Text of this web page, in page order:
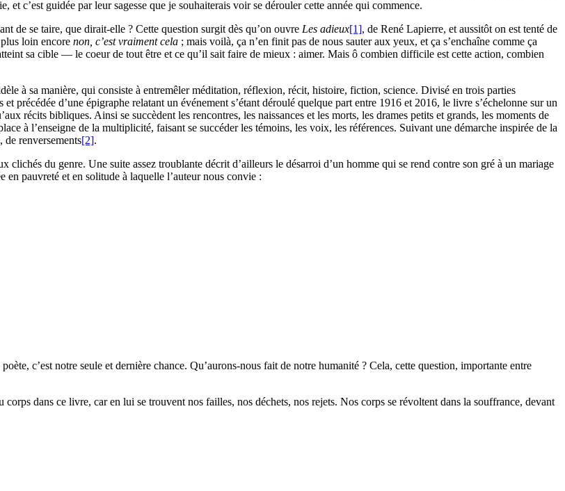
c’est guidée par leur sagesse que je souhaiterais voir se dérouler cette année qui commence.
de se taire, que dirait-elle ? Cette question surgit dès qu’on ouvre Les adieux[1], de René Lapierre, et aussitôt on est tenté de
loin encore non, c’est vraiment cela ; mais voilà, ça n’en finit pas de nous sauter aux yeux, et ça s’enchaîne comme ça
sa cible — le coeur de tout être et ce qu’il sait faire de mieux : aimer. Mais ô combien difficile est cette action, combien
à sa manière, qui consiste à entremêler méditation, réflexion, récit, histoire, fiction, science. Divisé en trois parties
précédée d’une épigraphe relatant un événement s’étant déroulé quelque part entre 1916 et 2016, le livre s’échelonne sur un
récits bibliques. Ainsi se succèdent les rencontres, les naissances et les morts, les drames petits et grands, les moments de
à l’enseigne de la multiplicité, faisant se succéder les témoins, les voix, les références. Suivant une démarche inspirée de la
de renversements[2].
clichés du genre. Une suite assez troublante décrit d’ailleurs le désarroi d’un homme qui se rend contre son gré à un mariage
en pauvreté et en solitude à laquelle l’auteur nous convie :
c’est notre seule et dernière chance. Qu’aurons-nous fait de notre humanité ? Cela, cette question, importante entre
dans ce livre, car en lui se trouvent nos failles, nos déchets, nos rejets. Nos corps se révoltent dans la souffrance, devant